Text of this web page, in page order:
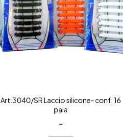
Art.3040/SR Laccio silicone- conf. 16
paia
-